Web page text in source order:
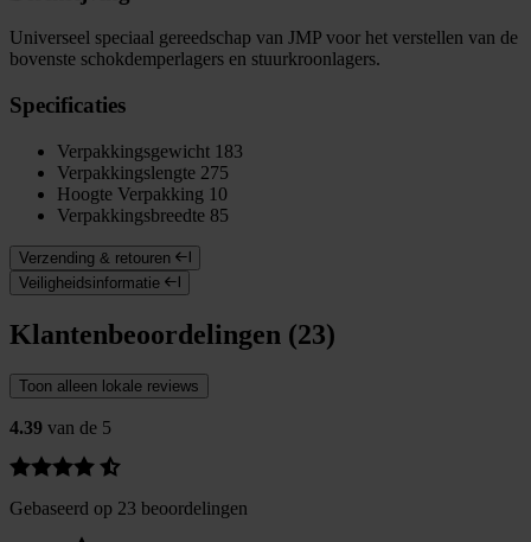
Universeel speciaal gereedschap van JMP voor het verstellen van de
bovenste schokdemperlagers en stuurkroonlagers.
Specificaties
Verpakkingsgewicht 183
Verpakkingslengte 275
Hoogte Verpakking 10
Verpakkingsbreedte 85
Verzending & retouren
Veiligheidsinformatie
Klantenbeoordelingen (23)
Toon alleen lokale reviews
4.39 van de 5
Gebaseerd op 23 beoordelingen